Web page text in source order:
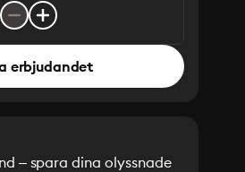
erbjudandet
– spara dina olyssnade